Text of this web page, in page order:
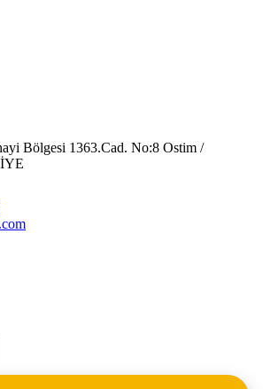
Bölgesi 1363.Cad. No:8 Ostim /